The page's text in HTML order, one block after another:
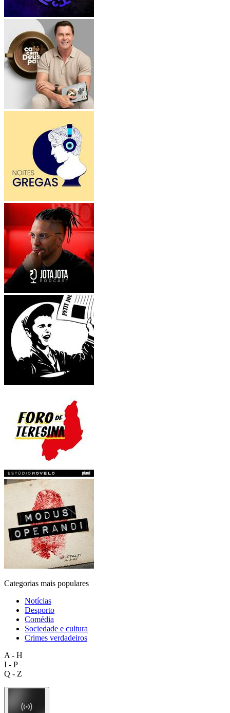
Categorias mais populares
Notícias
Desporto
Comédia
Sociedade e cultura
Crimes verdadeiros
A - H
I - P
Q - Z